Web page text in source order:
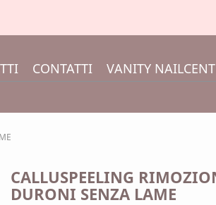
CONTATTI VANITY
CALLUSPEELING
DURONI SENZA LAME